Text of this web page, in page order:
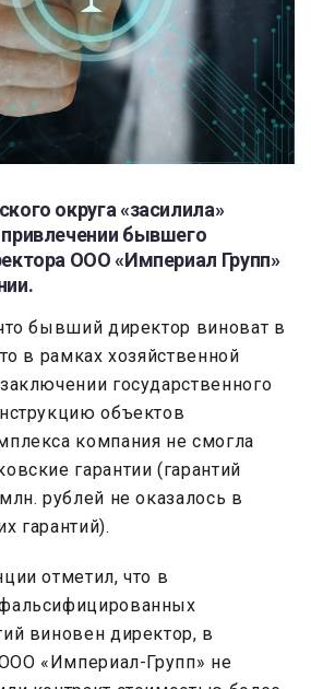
округа «засилила»
бывшего
ООО «Империал Групп»
бывший директор виноват в
в рамках хозяйственной
государственного
объектов
компания не смогла
гарантии (гарантий
рублей не оказалось в
гарантий).
отметил, что в
виновен директор, в
ООО «Империал-Групп» не